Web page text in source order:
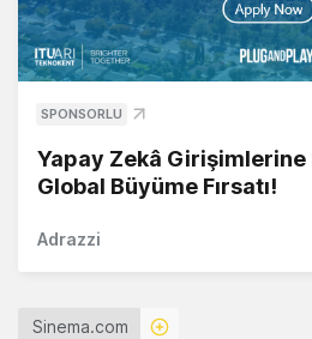
SPONSORLU
Yapay Zekâ
Global Büyüme Fırsatı!
Adrazzi
Sinema.com